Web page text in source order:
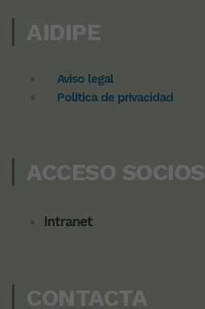
AIDIPE
Aviso legal
Política de privacidad
ACCESO SOCIOS
Intranet
CONTACTA